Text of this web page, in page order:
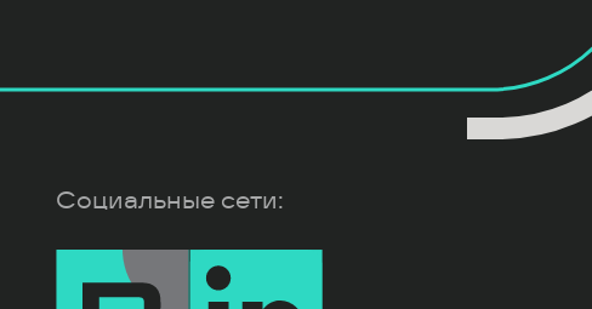
Социальные сети: